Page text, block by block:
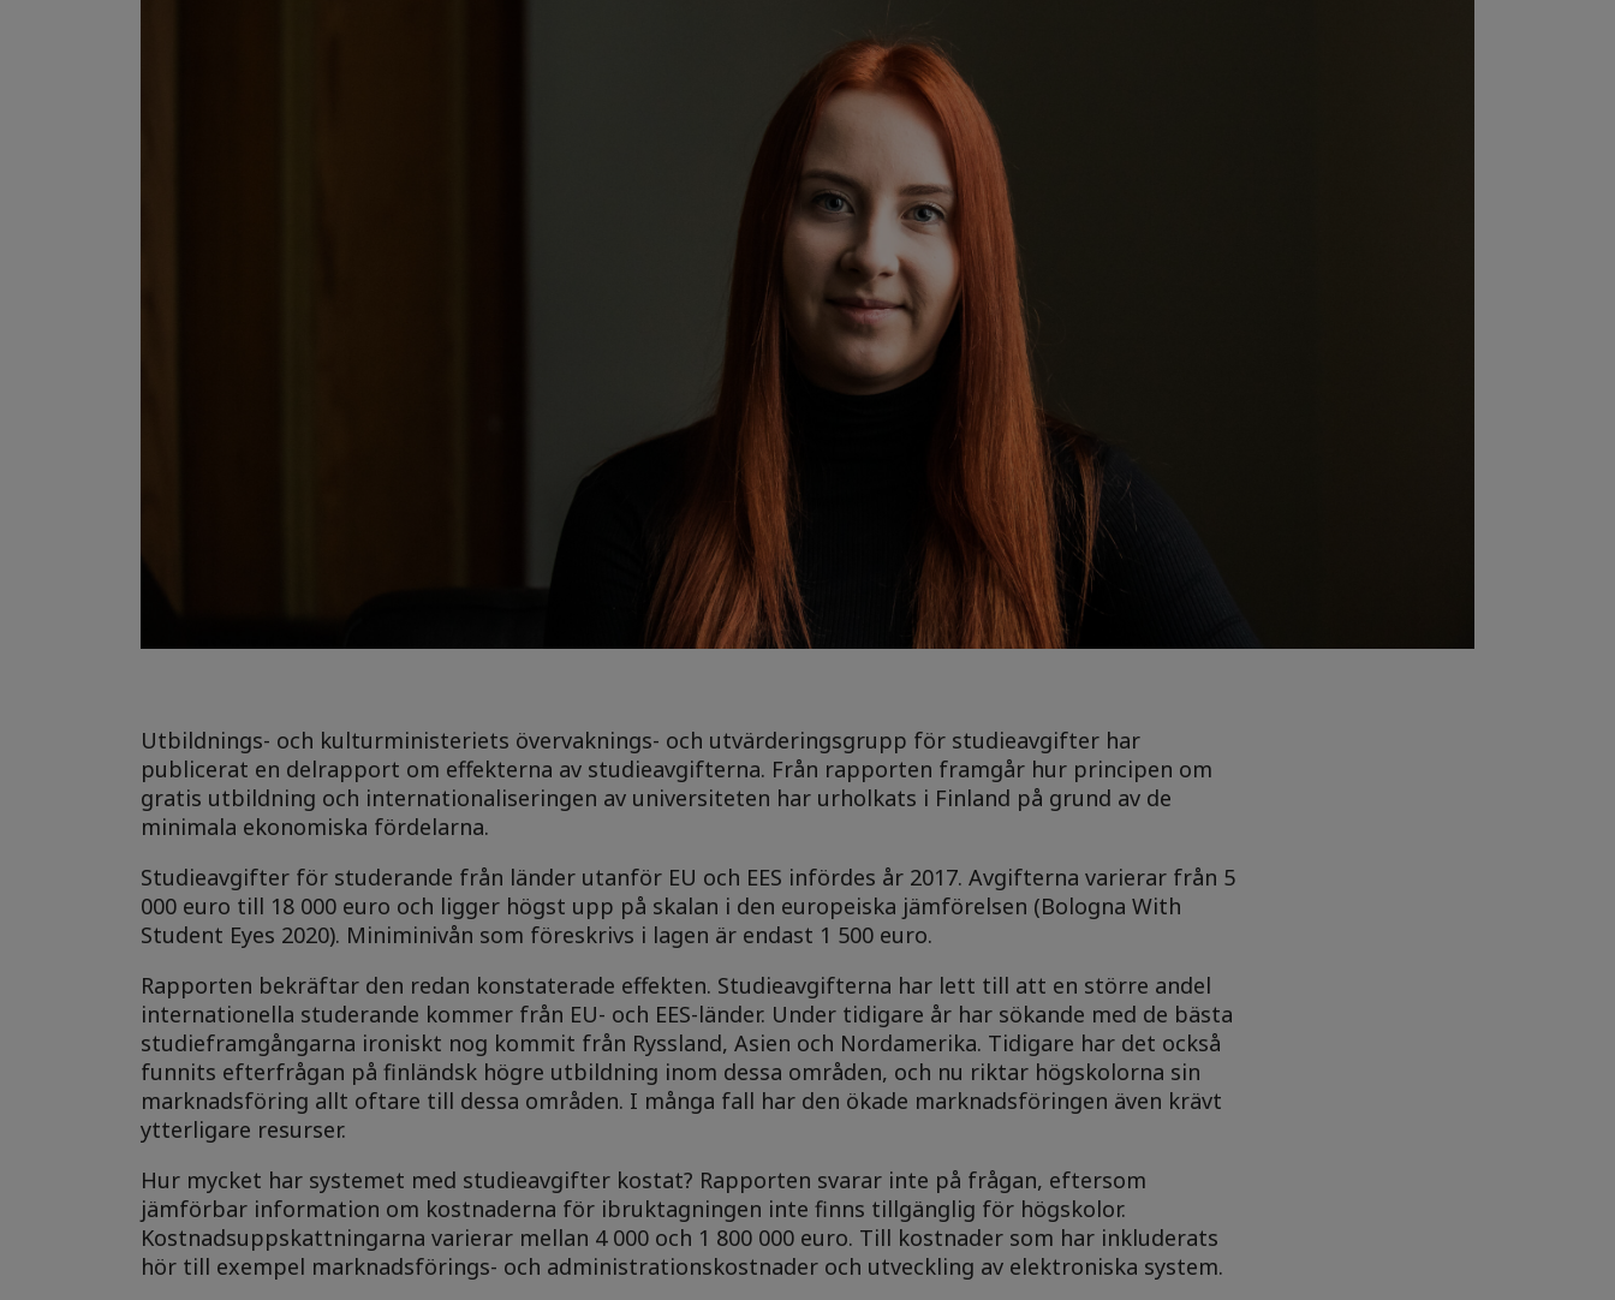
Utbildnings- och kulturministeriets övervaknings- och utvärderingsgrupp för studieavgifter har
publicerat en delrapport om effekterna av studieavgifterna. Från rapporten framgår hur principen om
gratis utbildning och internationaliseringen av universiteten har urholkats i Finland på grund av de
minimala ekonomiska fördelarna.
Studieavgifter för studerande från länder utanför EU och EES infördes år 2017. Avgifterna varierar från 5
000 euro till 18 000 euro och ligger högst upp på skalan i den europeiska jämförelsen (Bologna With
Student Eyes 2020). Miniminivån som föreskrivs i lagen är endast 1 500 euro.
Rapporten bekräftar den redan konstaterade effekten. Studieavgifterna har lett till att en större andel
internationella studerande kommer från EU- och EES-länder. Under tidigare år har sökande med de bästa
studieframgångarna ironiskt nog kommit från Ryssland, Asien och Nordamerika. Tidigare har det också
funnits efterfrågan på finländsk högre utbildning inom dessa områden, och nu riktar högskolorna sin
marknadsföring allt oftare till dessa områden. I många fall har den ökade marknadsföringen även krävt
ytterligare resurser.
Hur mycket har systemet med studieavgifter kostat? Rapporten svarar inte på frågan, eftersom
jämförbar information om kostnaderna för ibruktagningen inte finns tillgänglig för högskolor.
Kostnadsuppskattningarna varierar mellan 4 000 och 1 800 000 euro. Till kostnader som har inkluderats
hör till exempel marknadsförings- och administrationskostnader och utveckling av elektroniska system.